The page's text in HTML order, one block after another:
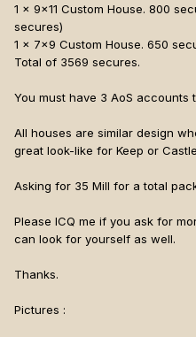
1 x 9x11 Custom House. 800
secures)
1 x 7x9 Custom House. 650
Total of 3569 secures.
You must have 3 AoS accounts
All houses are similar design
great look-like for Keep or
Asking for 35 Mill for a total
Please ICQ me if you ask for
can look for yourself as well.
Thanks.
Pictures :